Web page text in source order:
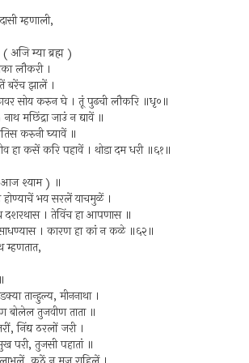
म्हणाली,
अजि म्या ब्रह्म )
लौकरी ।
बरेंच झालें ।
सोय करुन घे । तूं पुढची लौकरि ॥धृ०॥
मछिंद्रा जाउं न द्यावें ॥
करुनी घ्यावें ॥
हा कसें करि पहावें । थोडा दम धरी ॥६१॥
श्याम ) ॥
होण्याचें भय सरलें याचमुळें ।
दशरथास । तेविंच हा आपणास ॥
। कारण हा कां न कळे ॥६२॥
म्हणतात,
तान्हुल्य, मीननाथा ।
बोलेल तुजवीण ताता ॥
निंद्य ठरलों जरी ।
परी, तुजसी पहातां ॥